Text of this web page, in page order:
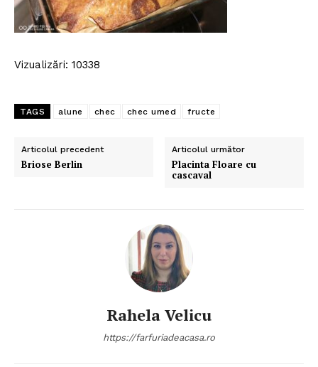
Politica de Confidențialitate
Contact
Vizualizări: 10338
TAGS alune chec chec umed fructe
Articolul precedent
Briose Berlin
Articolul următor
Placinta Floare cu
cascaval
Rahela Velicu
https://farfuriadeacasa.ro